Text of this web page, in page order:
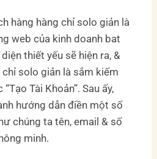
hàng hàng chỉ solo giản là
web của kinh doanh bat
thiết yếu sẽ hiện ra, &
solo giản là sắm kiếm
Tài Khoản”. Sau ấy,
hướng dẫn điền một số
chúng ta tên, email & số
minh.